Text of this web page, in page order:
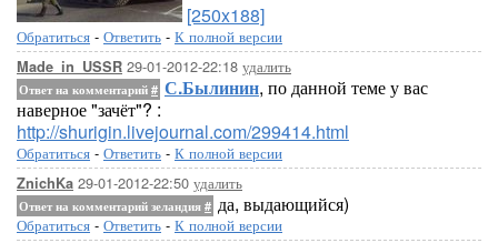
[250x188]
Обратиться - Ответить - К полной версии
Made_in_USSR 29-01-2012-22:18 удалить
Ответ на комментарий # С.Былинин, по данной теме у вас
наверное "зачёт"? :
http://shurigin.livejournal.com/299414.html
Обратиться - Ответить - К полной версии
ZnichKa 29-01-2012-22:50 удалить
Ответ на комментарий зеландия # да, выдающийся)
Обратиться - Ответить - К полной версии